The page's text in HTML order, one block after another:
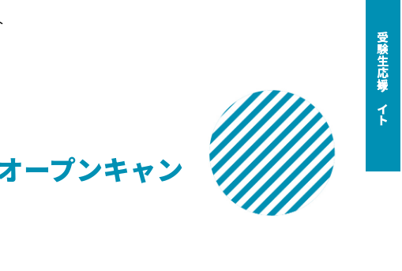
受験生応援サイト
ープンキャン